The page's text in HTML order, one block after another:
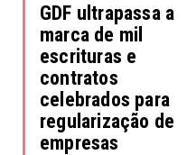
GDF ultrapassa a
marca de mil
escrituras e
contratos
celebrados para
regularização de
empresas